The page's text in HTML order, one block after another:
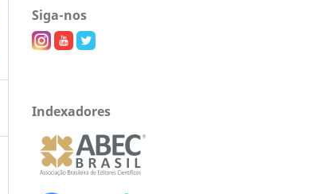
Siga-nos
Indexadores